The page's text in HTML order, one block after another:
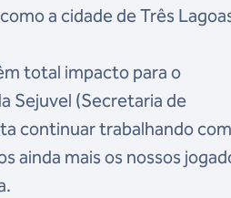
a cidade de Três
total impacto para o
Sejuvel (Secretaria de
continuar trabalhando
ainda mais os nossos